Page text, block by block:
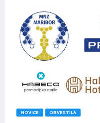
NOVICE OBVESTILA